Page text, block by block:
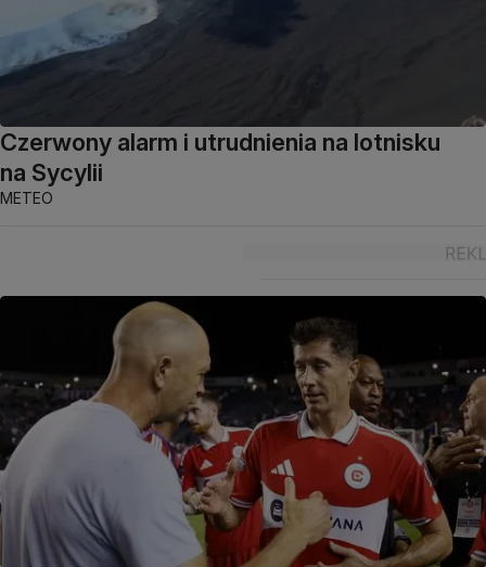
Czerwony alarm i utrudnienia na lotnisku
na Sycylii
METEO